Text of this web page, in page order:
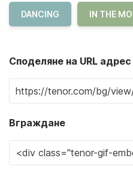
DANCING IN THE
Споделяне на URL адрес
Вграждане